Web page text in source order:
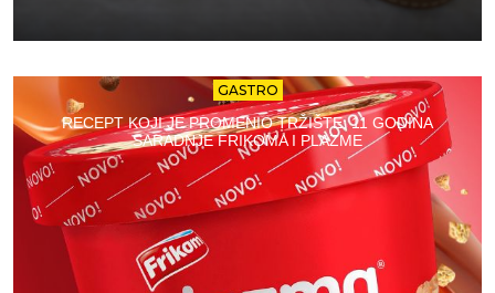
GASTRO
RECEPT KOJI JE PROMENIO TRŽIŠTE: 11 GODINA
SARADNJE FRIKOMA I PLAZME